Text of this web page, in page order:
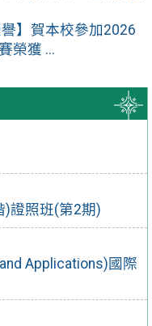
)證照班(第2期)
Applications)國際
譽】賀本校參加2026
榮獲 ...